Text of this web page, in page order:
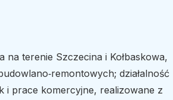
na terenie Szczecina i Kołbaskowa,
działalność
i prace komercyjne, realizowane z